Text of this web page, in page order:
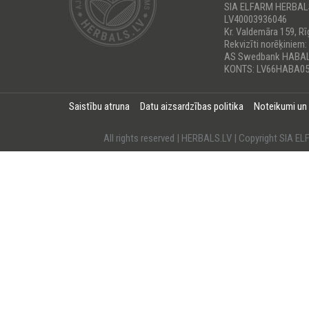
SIA ELFARM
LV40003936046
Kr. Valdemāra 159,
Rekvizīti norēķiniem:
AS Swedbank
KONTS:
Saistību atruna Datu aizsardzības politika Noteikumi
All rights reserved | HERBALS.LV | Copyright SIA